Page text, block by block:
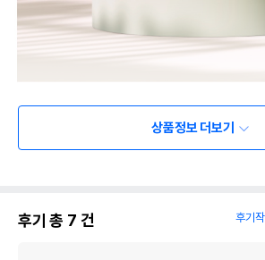
상품정보 더보기
후기 총 7 건 후기